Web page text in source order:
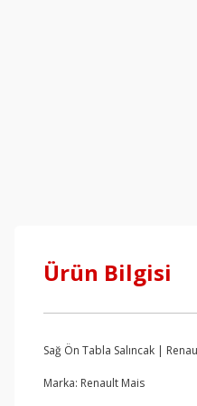
Ürün Bilgisi
Sağ Ön Tabla Salıncak |
Marka: Renault Mais